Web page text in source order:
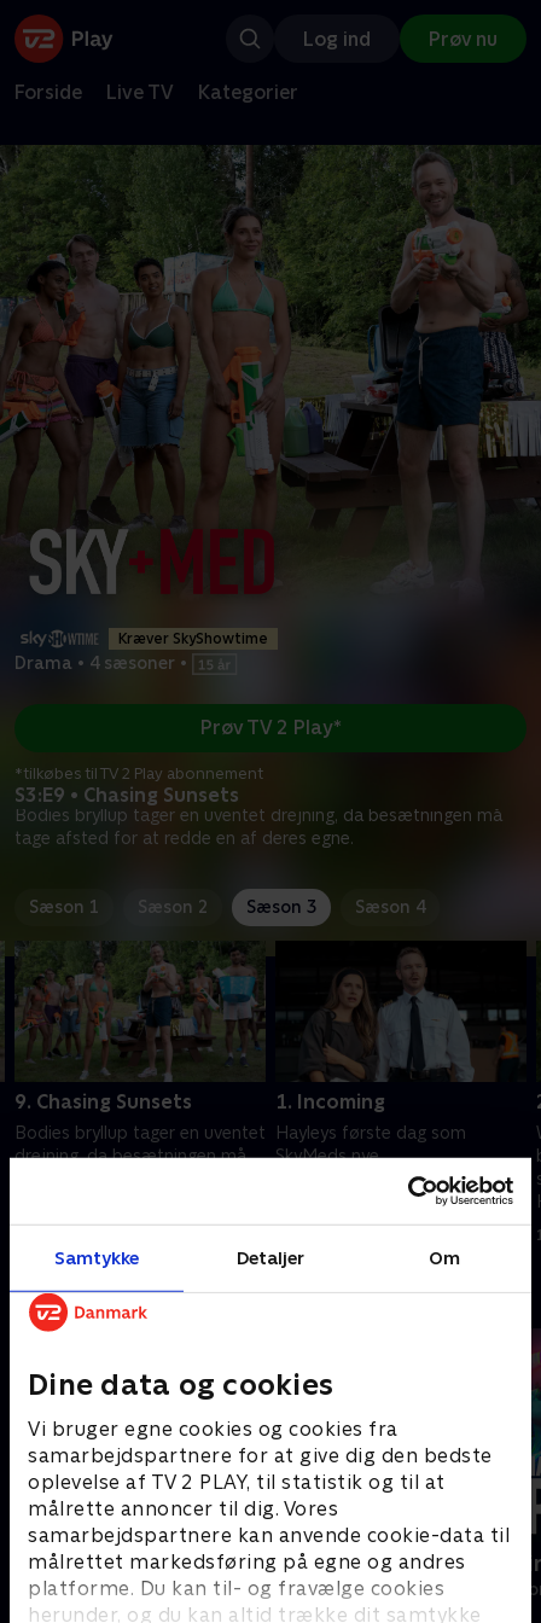
Samtykke Detaljer Om
Dine data og cookies
Vi bruger egne cookies og cookies fra
samarbejdspartnere for at give dig den bedste
oplevelse af TV 2 PLAY, til statistik og til at
målrette annoncer til dig. Vores
samarbejdspartnere kan anvende cookie-data til
målrettet markedsføring på egne og andres
platforme. Du kan til- og fravælge cookies
herunder, og du kan altid trække dit samtykke
Log ind Prøv nu
Forside Live TV Kategorier
Kræver SkyShowtime
Drama • 4 sæsoner •
S3:E9 • Chasing Sunsets
Bodies bryllup tager en uventet drejning, da besætningen må
tage afsted for at redde en af deres egne.
Prøv TV 2 Play*
*tilkøbes til TV 2 Play abonnement
Sæson 1 Sæson 2 Sæson 3 Sæson 4
9. Chasing Sunsets
Bodies bryllup tager en uventet
drejning, da besætningen må
1. Incoming
Hayleys første dag som
SkyMeds nye
sygeplejeansvarlige byder på
udfordringer, da hun og
Wheezer tester nye læger og
Andre så også
Luftens læger
Drama • 3 sæsoner
Happy
Drama • 1